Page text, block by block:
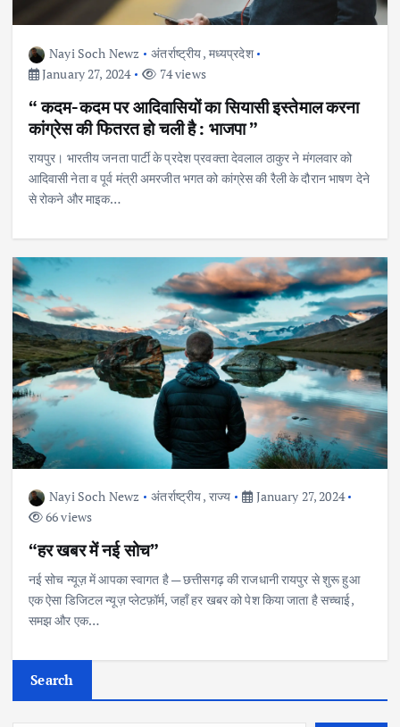
Nayi Soch Newz अंतर्राष्ट्रीय, मध्यप्रदेश
January 27, 2024
74 views
“ कदम-कदम पर आदिवासियों का सियासी इस्तेमाल करना
कांग्रेस की फितरत हो चली है : भाजपा ”
रायपुर। भारतीय जनता पार्टी के प्रदेश प्रवक्ता देवलाल ठाकुर ने मंगलवार को
आदिवासी नेता व पूर्व मंत्री अमरजीत भगत को कांग्रेस की रैली के दौरान भाषण देने
से रोकने और माइक…
Nayi Soch Newz अंतर्राष्ट्रीय, राज्य
January 27, 2024
66 views
“हर खबर में नई सोच”
नई सोच न्यूज़ में आपका स्वागत है — छत्तीसगढ़ की राजधानी रायपुर से शुरू हुआ
एक ऐसा डिजिटल न्यूज़ प्लेटफ़ॉर्म, जहाँ हर खबर को पेश किया जाता है सच्चाई,
समझ और एक…
Search